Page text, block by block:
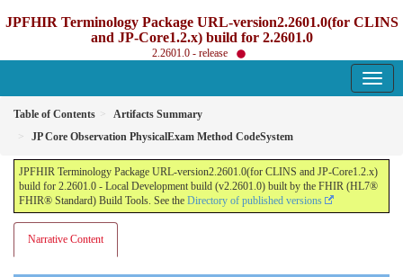
JPFHIR Terminology Package URL-version2.2601.0(for CLINS
and JP-Core1.2.x) build for 2.2601.0
2.2601.0 - release
Table of Contents
Artifacts Summary
JP Core Observation PhysicalExam Method CodeSystem
JPFHIR Terminology Package URL-version2.2601.0(for CLINS and JP-Core1.2.x)
build for 2.2601.0 - Local Development build (v2.2601.0) built by the FHIR (HL7®
FHIR® Standard) Build Tools. See the Directory of published versions
Narrative Content